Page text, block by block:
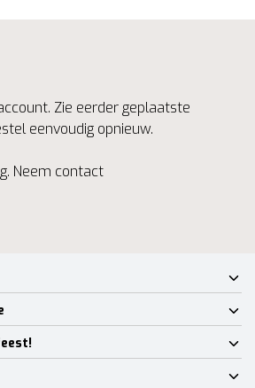
Zie eerder geplaatste
eenvoudig opnieuw.
Neem contact